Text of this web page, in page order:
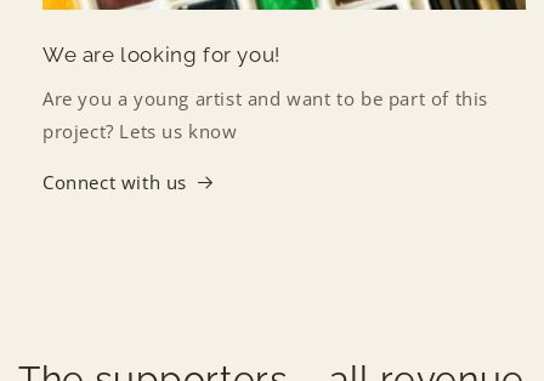
We are looking for you!
Are you a young artist and want to be part of this
project? Lets us know
Connect with us